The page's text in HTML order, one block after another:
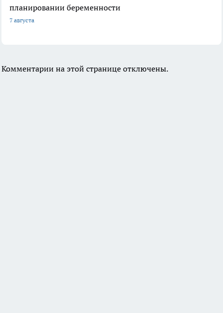
планировании беременности
7 августа
Комментарии на этой странице отключены.